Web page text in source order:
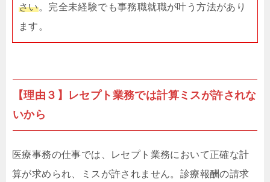
さい。完全未経験でも事務職就職が叶う方法があり
ます。
【理由３】レセプト業務では計算ミスが許されな
いから
医療事務の仕事では、レセプト業務において正確な計
算が求められ、ミスが許されません。診療報酬の請求